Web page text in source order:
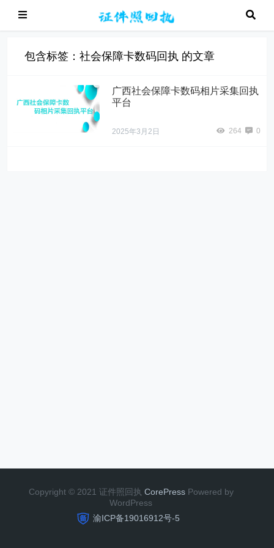
包含标签：社会保障卡数码回执 的文章
广西社会保障卡数码相片采集回执
平台
2025年3月2日 264 0
Copyright © 2021 证件照回执 CorePress Powered by
WordPress
渝ICP备19016912号-5